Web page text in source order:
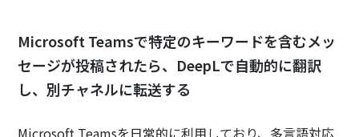
Microsoft Teamsで特定のキーワードを含むメッ
セージが投稿されたら、DeepLで自動的に翻訳
し、別チャネルに転送する
Microsoft Teamsを日常的に利用しており、多言語対応